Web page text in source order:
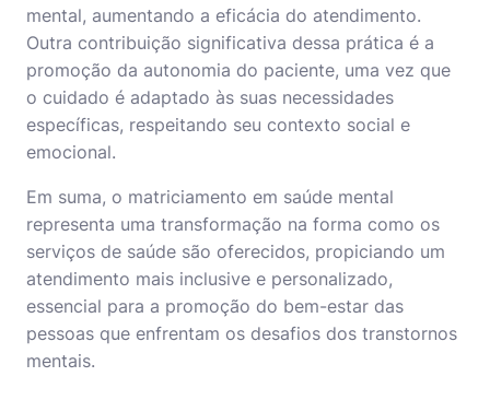
mental, aumentando a eficácia do atendimento.
Outra contribuição significativa dessa prática é a
promoção da autonomia do paciente, uma vez que
o cuidado é adaptado às suas necessidades
específicas, respeitando seu contexto social e
emocional.
Em suma, o matriciamento em saúde mental
representa uma transformação na forma como os
serviços de saúde são oferecidos, propiciando um
atendimento mais inclusive e personalizado,
essencial para a promoção do bem-estar das
pessoas que enfrentam os desafios dos transtornos
mentais.